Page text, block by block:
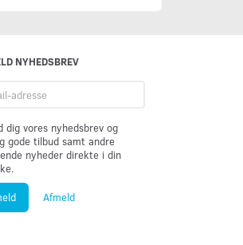
NYHEDSBREV
dig vores nyhedsbrev og
gode tilbud samt andre
nyheder direkte i din
Afmeld